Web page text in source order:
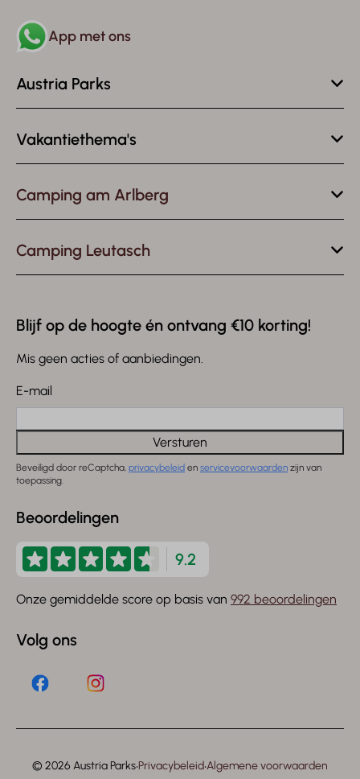
App met ons
Austria Parks
Vakantiethema's
Camping am Arlberg
Camping Leutasch
Blijf op de hoogte én ontvang €10 korting!
Mis geen acties of aanbiedingen.
E-mail
Versturen
Beveiligd door reCaptcha, privacybeleid en servicevoorwaarden zijn van
toepassing.
Beoordelingen
9.2
Onze gemiddelde score op basis van 992 beoordelingen
Volg ons
© 2026 Austria Parks·Privacybeleid·Algemene voorwaarden